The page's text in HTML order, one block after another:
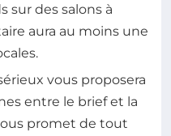
sur des salons à
aura au moins une
vous proposera
entre le brief et la
promet de tout